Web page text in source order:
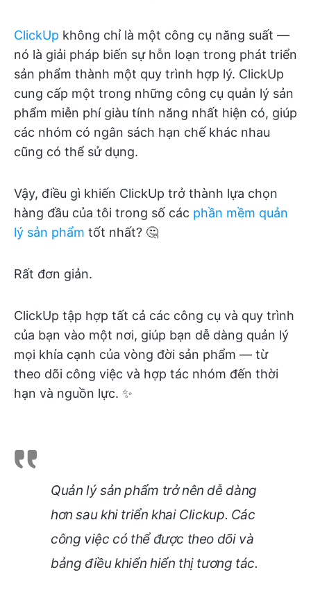
ClickUp không chỉ là một công cụ năng suất —
nó là giải pháp biến sự hỗn loạn trong phát triển
sản phẩm thành một quy trình hợp lý. ClickUp
cung cấp một trong những công cụ quản lý sản
phẩm miễn phí giàu tính năng nhất hiện có, giúp
các nhóm có ngân sách hạn chế khác nhau
cũng có thể sử dụng.
Vậy, điều gì khiến ClickUp trở thành lựa chọn
hàng đầu của tôi trong số các phần mềm quản
lý sản phẩm tốt nhất? 🤔
Rất đơn giản.
ClickUp tập hợp tất cả các công cụ và quy trình
của bạn vào một nơi, giúp bạn dễ dàng quản lý
mọi khía cạnh của vòng đời sản phẩm — từ
theo dõi công việc và hợp tác nhóm đến thời
hạn và nguồn lực. ✨
Quản lý sản phẩm trở nên dễ dàng
hơn sau khi triển khai Clickup. Các
công việc có thể được theo dõi và
bảng điều khiển hiển thị tương tác.